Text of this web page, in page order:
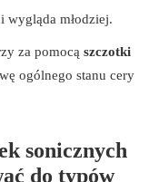
wygląda młodziej.
za pomocą szczotki
ogólnego stanu cery
sonicznych
do typów